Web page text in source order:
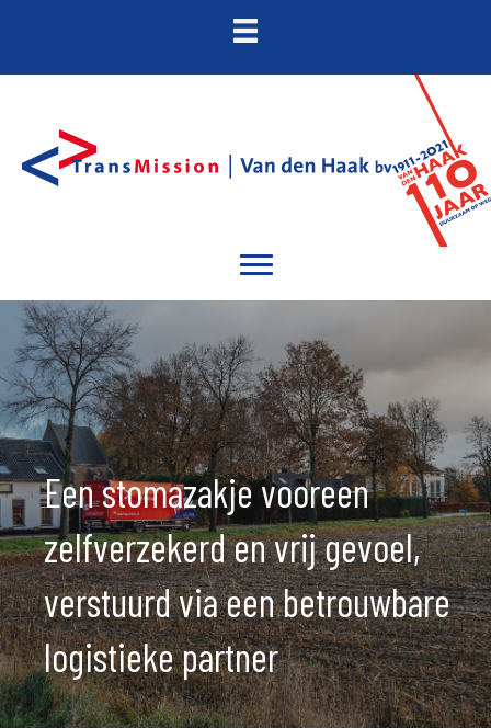
Een stomazakje vooreen
zelfverzekerd en vrij gevoel,
verstuurd via een betrouwbare
logistieke partner